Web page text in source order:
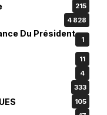
215
4 828
Du Président
1
11
4
333
105